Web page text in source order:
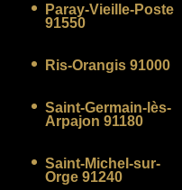
Paray-Vieille-Poste
91550
Ris-Orangis 91000
Saint-Germain-lès-
Arpajon 91180
Saint-Michel-sur-
Orge 91240